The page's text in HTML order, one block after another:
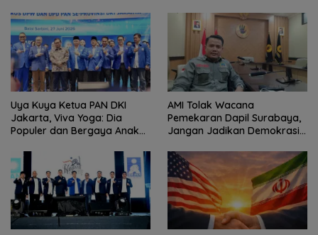
Uya Kuya Ketua PAN DKI
Jakarta, Viva Yoga: Dia
Populer dan Bergaya Anak
AMI Tolak Wacana
Pemekaran Dapil Surabaya,
Jangan Jadikan Demokrasi
Politik